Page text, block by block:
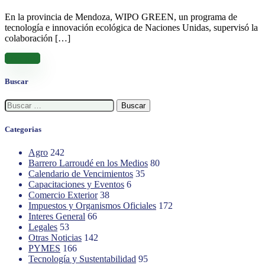
En la provincia de Mendoza, WIPO GREEN, un programa de
tecnología e innovación ecológica de Naciones Unidas, supervisó la
colaboración […]
Buscar
Buscar:
Categorias
Agro 242
Barrero Larroudé en los Medios 80
Calendario de Vencimientos 35
Capacitaciones y Eventos 6
Comercio Exterior 38
Impuestos y Organismos Oficiales 172
Interes General 66
Legales 53
Otras Noticias 142
PYMES 166
Tecnología y Sustentabilidad 95